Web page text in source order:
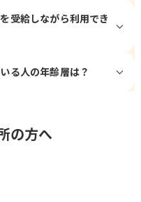
受給しながら利用でき
る人の年齢層は？
の方へ